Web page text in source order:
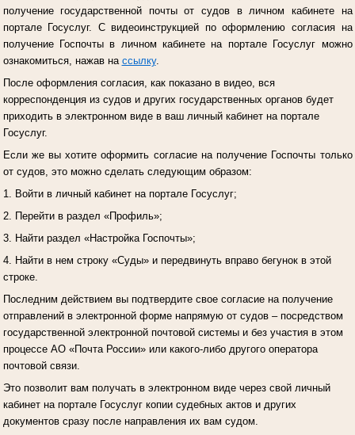
получение государственной почты от судов в личном кабинете на
портале Госуслуг. С видеоинструкцией по оформлению согласия на
получение Госпочты в личном кабинете на портале Госуслуг можно
ознакомиться, нажав на ссылку.
После оформления согласия, как показано в видео, вся
корреспонденция из судов и других государственных органов будет
приходить в электронном виде в ваш личный кабинет на портале
Госуслуг.
Если же вы хотите оформить согласие на получение Госпочты только
от судов, это можно сделать следующим образом:
1. Войти в личный кабинет на портале Госуслуг;
2. Перейти в раздел «Профиль»;
3. Найти раздел «Настройка Госпочты»;
4. Найти в нем строку «Суды» и передвинуть вправо бегунок в этой
строке.
Последним действием вы подтвердите свое согласие на получение
отправлений в электронной форме напрямую от судов – посредством
государственной электронной почтовой системы и без участия в этом
процессе АО «Почта России» или какого-либо другого оператора
почтовой связи.
Это позволит вам получать в электронном виде через свой личный
кабинет на портале Госуслуг копии судебных актов и других
документов сразу после направления их вам судом.